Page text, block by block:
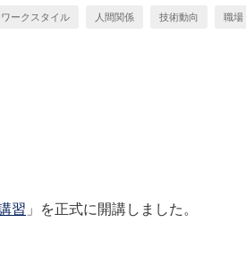
ワークスタイル 人間関係 技術動向 職場
習 」を正式に開講しました。